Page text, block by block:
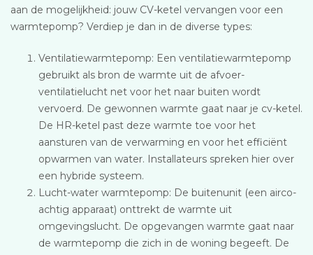
aan de mogelijkheid: jouw CV-ketel vervangen voor een
warmtepomp? Verdiep je dan in de diverse types:
Ventilatiewarmtepomp: Een ventilatiewarmtepomp
gebruikt als bron de warmte uit de afvoer-
ventilatielucht net voor het naar buiten wordt
vervoerd. De gewonnen warmte gaat naar je cv-ketel.
De HR-ketel past deze warmte toe voor het
aansturen van de verwarming en voor het efficiënt
opwarmen van water. Installateurs spreken hier over
een hybride systeem.
Lucht-water warmtepomp: De buitenunit (een airco-
achtig apparaat) onttrekt de warmte uit
omgevingslucht. De opgevangen warmte gaat naar
de warmtepomp die zich in de woning begeeft. De